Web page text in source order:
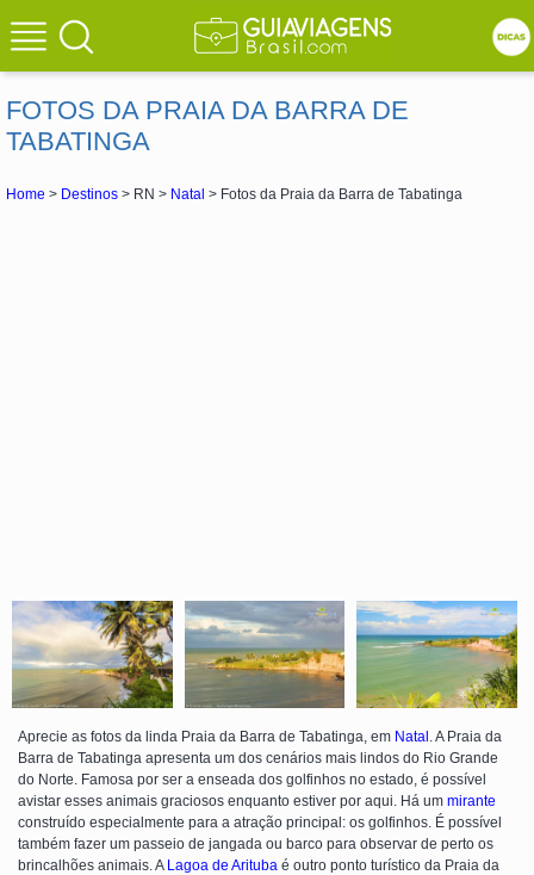
FOTOS DA PRAIA DA BARRA DE
TABATINGA
Home > Destinos > RN > Natal > Fotos da Praia da Barra de Tabatinga
Aprecie as fotos da linda Praia da Barra de Tabatinga, em Natal . A Praia da
Barra de Tabatinga apresenta um dos cenários mais lindos do Rio Grande
do Norte. Famosa por ser a enseada dos golfinhos no estado, é possível
avistar esses animais graciosos enquanto estiver por aqui. Há um mirante
construído especialmente para a atração principal: os golfinhos. É possível
também fazer um passeio de jangada ou barco para observar de perto os
brincalhões animais. A Lagoa de Arituba é outro ponto turístico da Praia da